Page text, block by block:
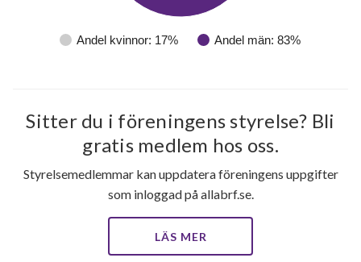
lägenheter
Andel kvinnor: 17% Andel män: 83%
Sitter du i föreningens styrelse? Bli
gratis medlem hos oss.
Styrelsemedlemmar kan uppdatera föreningens uppgifter
som inloggad på allabrf.se.
LÄS MER